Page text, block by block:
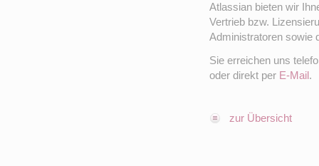
Atlassian bieten wir
Vertrieb bzw.
Administratoren sowie
Sie erreichen uns
oder direkt per E-Mail.
zur Übersicht